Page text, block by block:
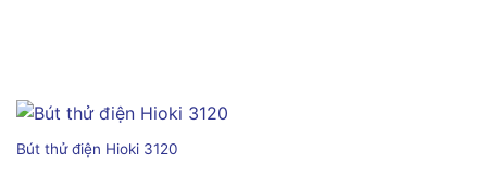
Bút thử điện Hioki 3120